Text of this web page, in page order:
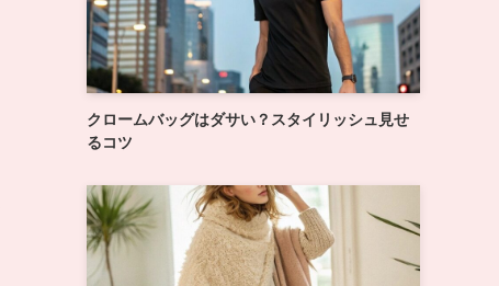
クロームバッグはダサい？スタイリッシュ見せ
るコツ